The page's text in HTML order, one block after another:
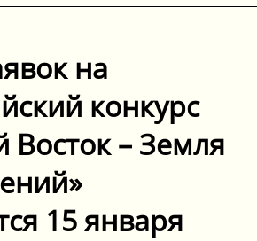
на
конкурс
Восток – Земля
15 января